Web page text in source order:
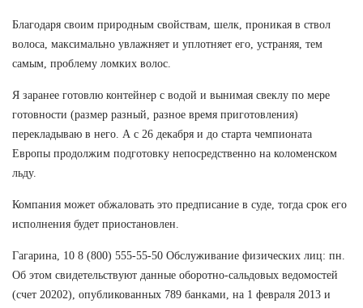
Благодаря своим природным свойствам, шелк, проникая в ствол
волоса, максимально увлажняет и уплотняет его, устраняя, тем
самым, проблему ломких волос.
Я заранее готовлю контейнер с водой и вынимая свеклу по мере
готовности (размер разный, разное время приготовления)
перекладываю в него. А с 26 декабря и до старта чемпионата
Европы продолжим подготовку непосредственно на коломенском
льду.
Компания может обжаловать это предписание в суде, тогда срок его
исполнения будет приостановлен.
Гагарина, 10 8 (800) 555-55-50 Обслуживание физических лиц: пн.
Об этом свидетельствуют данные оборотно-сальдовых ведомостей
(счет 20202), опубликованных 789 банками, на 1 февраля 2013 и